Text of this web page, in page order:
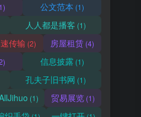
公文范本 (1)
人人都是播客 (1)
传输 (2) 房屋租赁 (4)
信息披露 (1)
孔夫子旧书网 (1)
(1) 贸易展览 (1)